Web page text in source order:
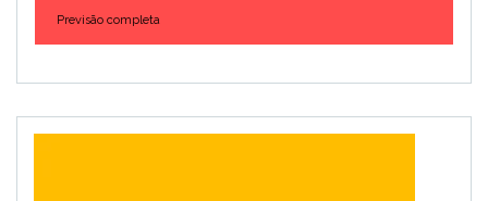
Previsão completa